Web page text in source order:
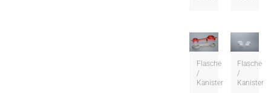
Flasche
/
Kanister
Flasche
/
Kanister